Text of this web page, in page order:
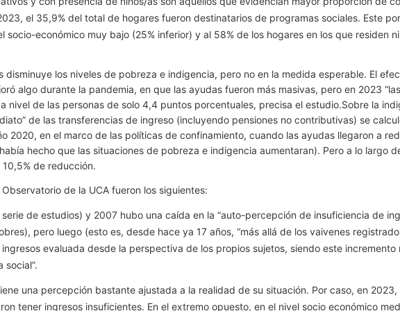
el 35,9% del total de hogares fueron destinatarios de programas sociales. Este
socio-económico muy bajo (25% inferior) y al 58% de los hogares en los que residen
disminuye los niveles de pobreza e indigencia, pero no en la medida esperable. El
algo durante la pandemia, en que las ayudas fueron más masivas, pero en 2023
nivel de las personas de solo 4,4 puntos porcentuales, precisa el estudio.Sobre la
de las transferencias de ingreso (incluyendo pensiones no contributivas) se
2020, en el marco de las políticas de confinamiento, cuando las ayudas llegaron a
hecho que las situaciones de pobreza e indigencia aumentaran). Pero a lo largo
de reducción.
de la UCA fueron los siguientes:
de estudios) y 2007 hubo una caída en la “auto-percepción de insuficiencia de
pero luego (esto es, desde hace ya 17 años, “más allá de los vaivenes
evaluada desde la perspectiva de los propios sujetos, siendo este
una percepción bastante ajustada a la realidad de su situación. Por caso, en
tener ingresos insuficientes. En el extremo opuesto, en el nivel socio económico